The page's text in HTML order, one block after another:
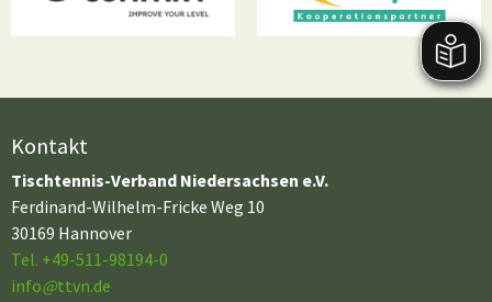
Kontakt
Tischtennis-Verband Niedersachsen e.V.
Ferdinand-Wilhelm-Fricke Weg 10
30169 Hannover
Tel. +49-511-98194-0
info@ttvn.de